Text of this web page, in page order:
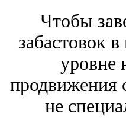
Чтобы
забастовок
уровне
продвижения
не